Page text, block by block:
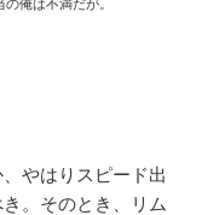
俺は不満だが。
やはりスピード出
。そのとき、リム